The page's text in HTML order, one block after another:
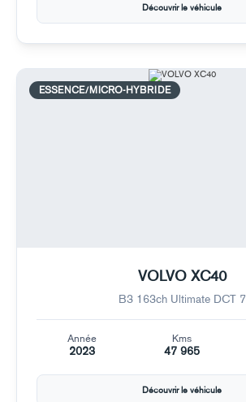
Découvrir le véhicule
ESSENCE/MICRO-HYBRIDE
VOLVO XC40
B3 163ch Ultimate DCT 7
Année
2023
Kms
47 965
Découvrir le véhicule